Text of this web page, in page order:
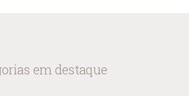
em destaque